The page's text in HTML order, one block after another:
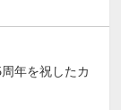
年を祝したカ